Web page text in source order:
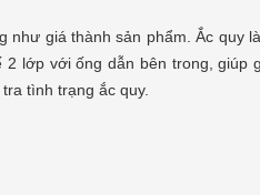
như giá thành sản phẩm. Ắc quy
lớp với ống dẫn bên trong, giúp
tình trạng ắc quy.